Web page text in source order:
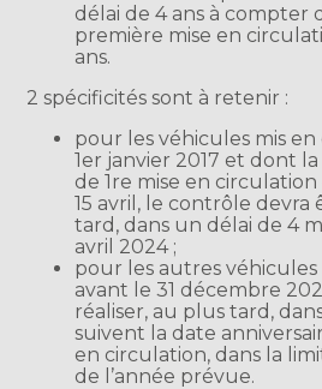
délai de 4 ans à compter
première mise en
ans.
2 spécificités sont à retenir :
pour les véhicules mis
1er janvier 2017 et dont
de 1re mise en
15 avril, le contrôle devra
tard, dans un délai de 4
avril 2024 ;
pour les autres
avant le 31 décembre
réaliser, au plus tard,
suivent la date
en circulation, dans la
de l’année prévue.